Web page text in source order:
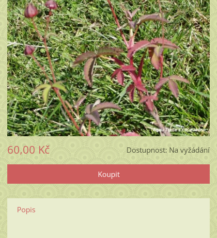
Dostupnost: Na vyžádání
60,00 Kč
Popis